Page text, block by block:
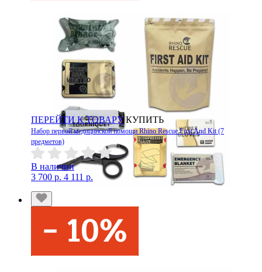
ПЕРЕЙТИ К ТОВАРУ КУПИТЬ
Набор первой медицинской помощи Rhino Rescue First And Kit (7
предметов)
В наличии
3 700 р. 4 111 р.